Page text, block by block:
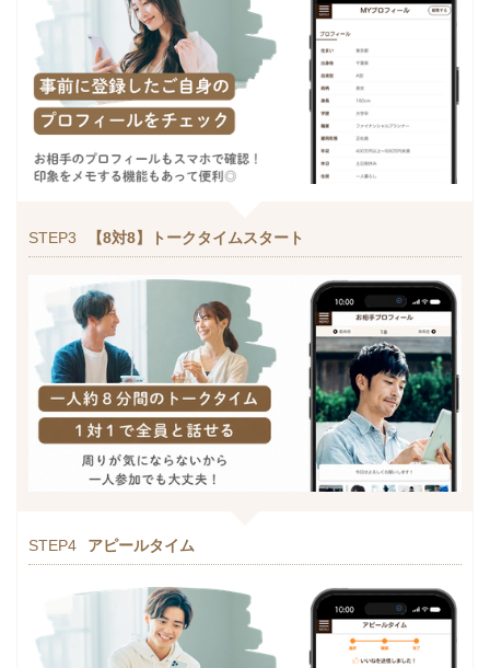
STEP3 【8対8】トークタイムスタート
STEP4 アピールタイム